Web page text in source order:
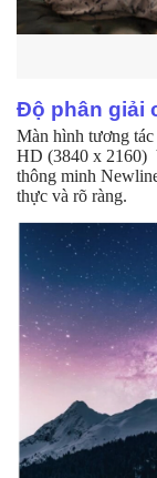
Độ phân giải
Màn hình tương
HD (3840 x 2160)
thông minh
thực và rõ ràng.